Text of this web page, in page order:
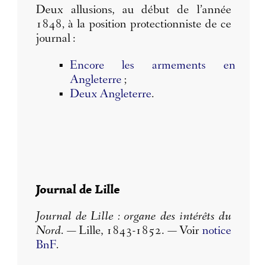
Deux allusions, au début de l’année
1848, à la position protectionniste de ce
journal :
Encore les armements en
Angleterre ;
Deux Angleterre.
Journal de Lille
Journal de Lille : organe des intérêts du
Nord. — Lille, 1843-1852. — Voir notice
BnF.